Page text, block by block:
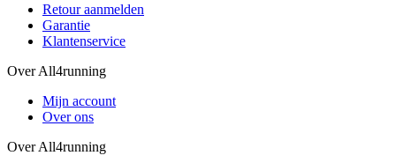
Retour aanmelden
Garantie
Klantenservice
Over All4running
Mijn account
Over ons
Over All4running